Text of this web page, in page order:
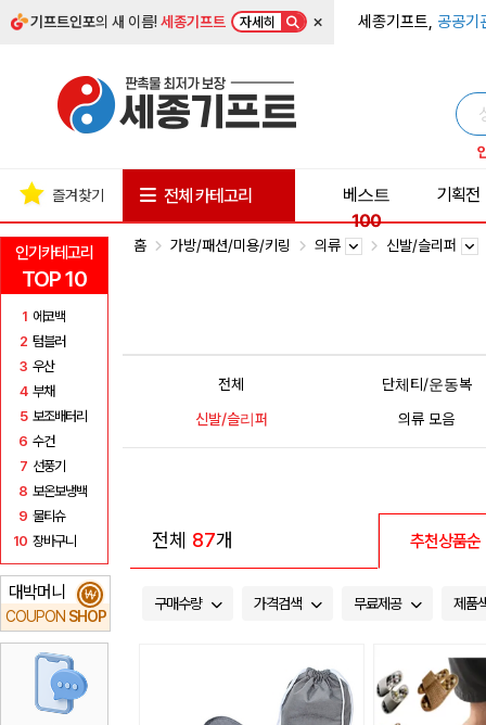
기프트인포의 새 이름!세종기프트 자세히 × 세종기프트, 공공기
인기카테고리
TOP 10
1 에코백
2 텀블러
3 우산
4 부채
5 보조배터리
6 수건
7 선풍기
8 보온보냉백
9 물티슈
10 장바구니
대박머니
COUPON SHOP
₩
즐겨찾기 전체 카테고리
베스트
100
기획전
홈 가방/패션/미용/키링 의류 신발/슬리퍼
전체
단체티/운동복
신발/슬리퍼
의류 모음
전체 87개 추천상품순
구매수량 가격검색 무료제공 제품